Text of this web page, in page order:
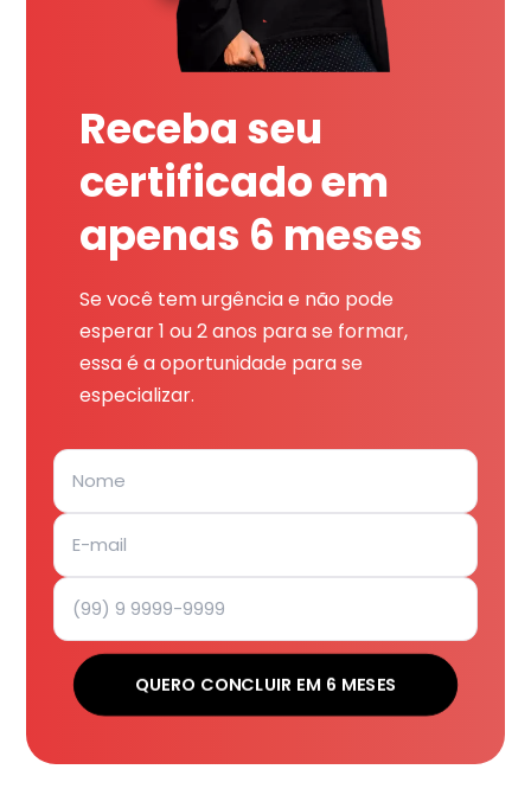
Receba seu
certificado em
apenas 6 meses
Se você tem urgência e não pode
esperar 1 ou 2 anos para se formar,
essa é a oportunidade para se
especializar.
QUERO CONCLUIR EM 6 MESES